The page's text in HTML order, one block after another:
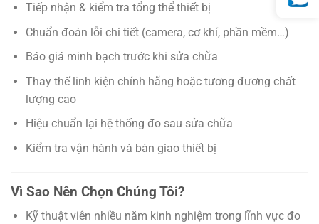
Tiếp nhận & kiểm tra tổng thể thiết bị
Chuẩn đoán lỗi chi tiết (camera, cơ khí, phần mềm…)
Báo giá minh bạch trước khi sửa chữa
Thay thế linh kiện chính hãng hoặc tương đương chất
lượng cao
Hiệu chuẩn lại hệ thống đo sau sửa chữa
Kiểm tra vận hành và bàn giao thiết bị
Vì Sao Nên Chọn Chúng Tôi?
Kỹ thuật viên nhiều năm kinh nghiệm trong lĩnh vực đo